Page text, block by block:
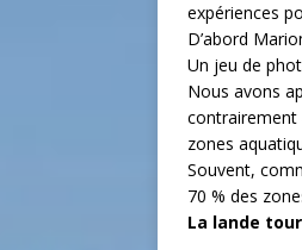
expériences
D’abord
Un jeu de
Nous avons
contrairement
zones
Souvent,
70 % des
La lande